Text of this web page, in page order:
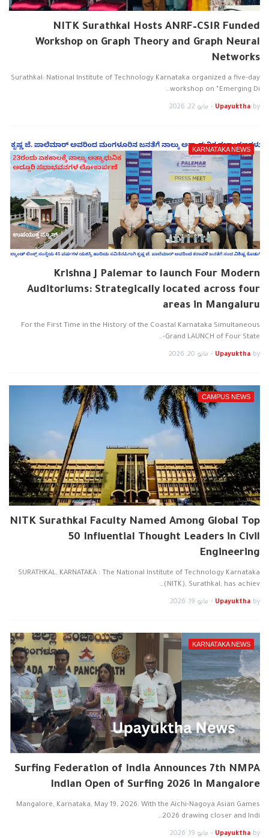
NITK Surathkal Hosts ANRF–CSIR Funded
Workshop on Graph Theory and Graph Neural
Networks
Surathkal: National Institute of Technology Karnataka organized a five-day
workshop on “Emerging Di…
by
Upayuktha
- مايو 22, 2026
KARNATAKA NEWS
Krishna J Palemar to launch Four Modern
Auditoriums: Strategically located across four
areas in Mangaluru
For the First Time in the History of the Coastal Karnataka Simultaneous
Grand LAUNCH of Four State-…
by
Upayuktha
- مايو 20, 2026
CAMPUS NEWS
NITK Surathkal Faculty Named Among Global Top
50 Influential Thought Leaders in Civil
Engineering
SURATHKAL, KARNATAKA : The National Institute of Technology Karnataka
(NITK), Surathkal, has achiev…
by
Upayuktha
- مايو 19, 2026
KARNATAKA NEWS
Surfing Federation of India Announces 7th NMPA
Indian Open of Surfing 2026 in Mangalore
Mangalore, Karnataka, May 19, 2026: With the Aichi-Nagoya Asian Games
2026 drawing closer and Indi…
by
Upayuktha
- مايو 19, 2026